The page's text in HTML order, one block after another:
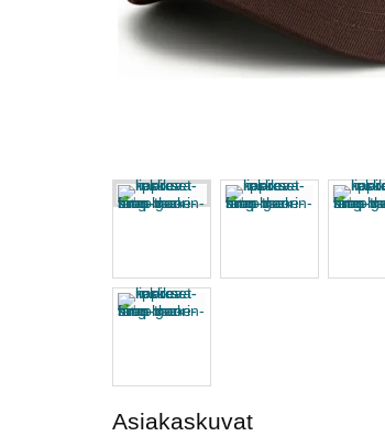
Asiakaskuvat